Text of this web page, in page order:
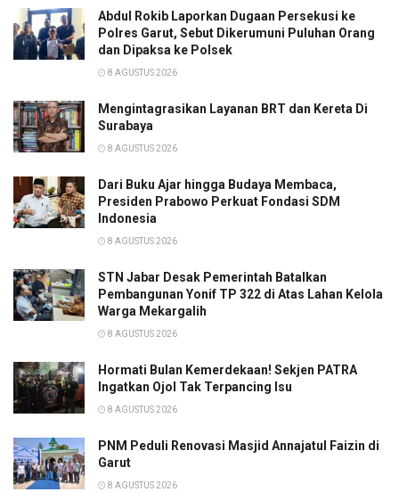
Abdul Rokib Laporkan Dugaan Persekusi ke
Polres Garut, Sebut Dikerumuni Puluhan Orang
dan Dipaksa ke Polsek
8 AGUSTUS 2026
Mengintagrasikan Layanan BRT dan Kereta Di
Surabaya
8 AGUSTUS 2026
Dari Buku Ajar hingga Budaya Membaca,
Presiden Prabowo Perkuat Fondasi SDM
Indonesia
8 AGUSTUS 2026
STN Jabar Desak Pemerintah Batalkan
Pembangunan Yonif TP 322 di Atas Lahan Kelola
Warga Mekargalih
8 AGUSTUS 2026
Hormati Bulan Kemerdekaan! Sekjen PATRA
Ingatkan Ojol Tak Terpancing Isu
8 AGUSTUS 2026
PNM Peduli Renovasi Masjid Annajatul Faizin di
Garut
8 AGUSTUS 2026